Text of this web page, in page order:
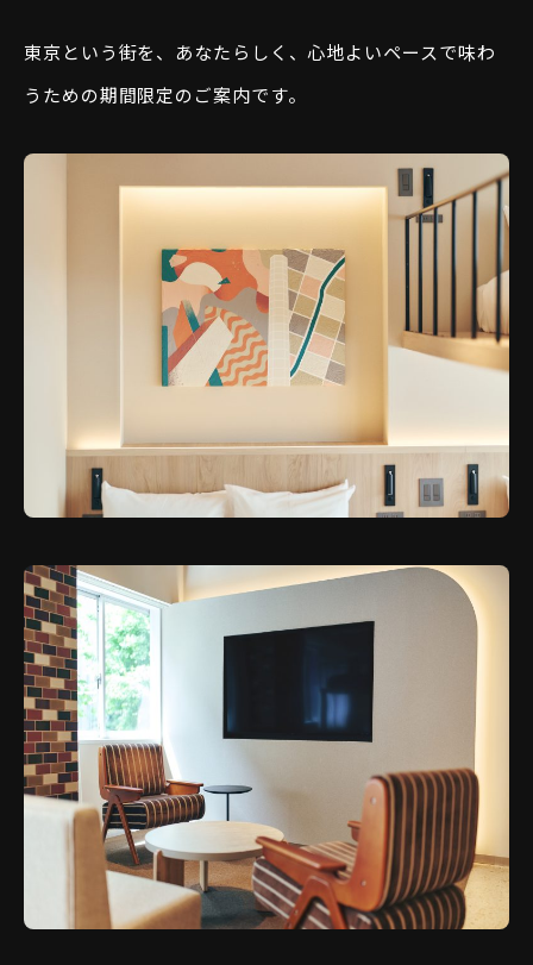
東京という街を、あなたらしく、心地よいペースで味わ
うための期間限定のご案内です。